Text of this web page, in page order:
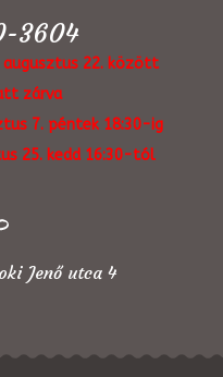
3604
augusztus 22. között
zárva
7. péntek 18:30-ig
25. kedd 16:30-tól
Jenő utca 4